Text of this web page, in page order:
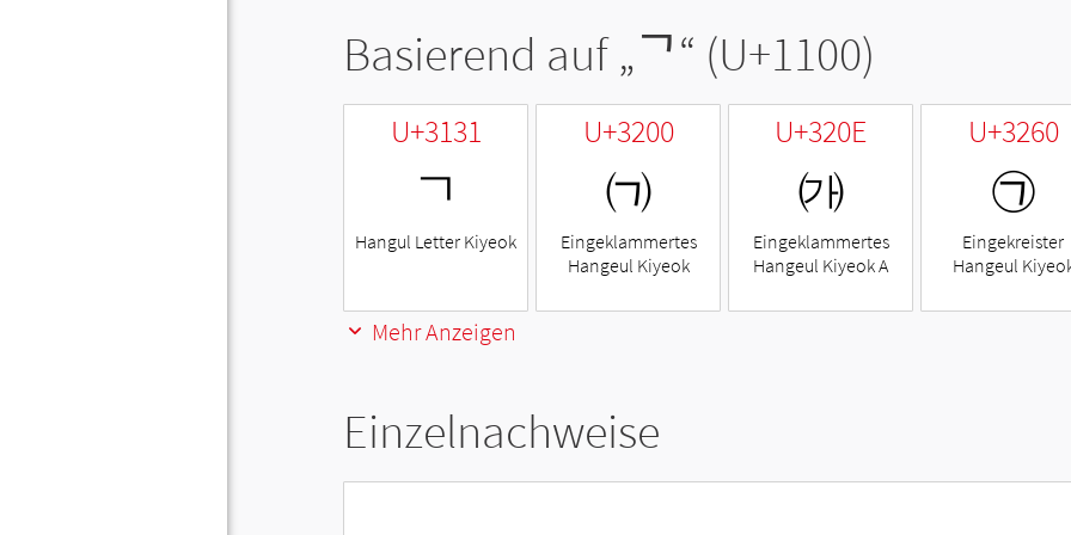
Basierend auf „ᄀ“ (U+1100)
U+3131
ㄱ
Hangul Letter Kiyeok
U+3200
㈀
Eingeklammertes
Hangeul Kiyeok
U+320E
㈎
Eingeklammertes
Hangeul Kiyeok A
U+3260
㉠
Eingekreister
Hangeul
Mehr Anzeigen
Einzelnachweise